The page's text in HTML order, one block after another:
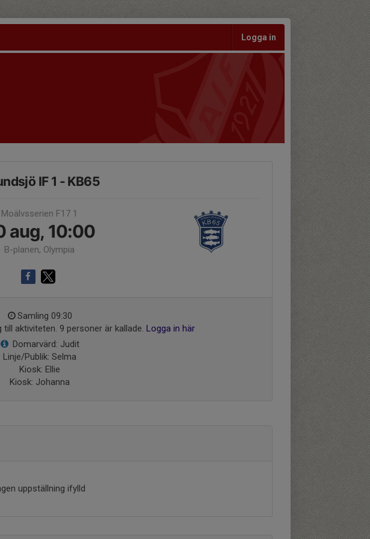
Logga in
IF 1 - KB65
Moälvsserien F17 1
aug, 10:00
B-planen, Olympia
Samling 09:30
aktiviteten. 9 personer är kallade. Logga in här
Domarvärd: Judit
Linje/Publik: Selma
Kiosk: Ellie
Kiosk: Johanna
uppställning ifylld